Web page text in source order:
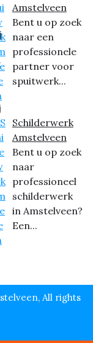
Amstelveen
Bent u op zoek
naar een
professionele
partner voor
spuitwerk...
Schilderwerk
Amstelveen
Bent u op zoek
naar
professioneel
schilderwerk
in Amstelveen?
Een...
All rights